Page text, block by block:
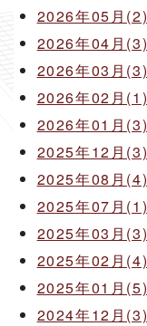
2026年05月(2)
2026年04月(3)
2026年03月(3)
2026年02月(1)
2026年01月(3)
2025年12月(3)
2025年08月(4)
2025年07月(1)
2025年03月(3)
2025年02月(4)
2025年01月(5)
2024年12月(3)